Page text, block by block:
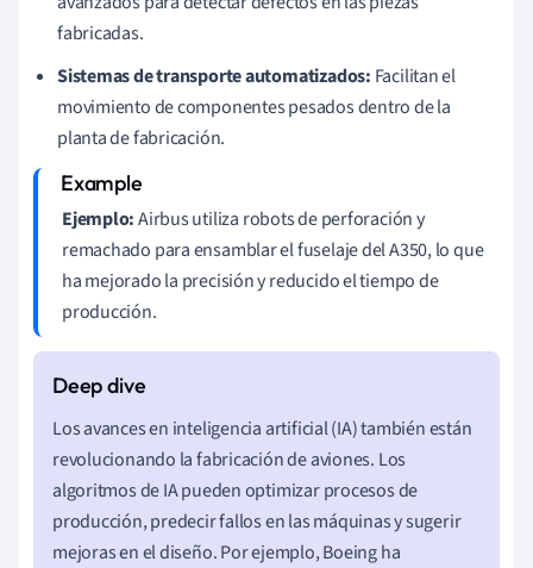
fabricadas.
Sistemas de transporte automatizados: Facilitan el
movimiento de componentes pesados dentro de la
planta de fabricación.
Ejemplo:Airbus utiliza robots de perforación y
remachado para ensamblar el fuselaje del A350, lo que
ha mejorado la precisión y reducido el tiempo de
producción.
Los avances en inteligencia artificial (IA) también están
revolucionando la fabricación de aviones. Los
algoritmos de IA pueden optimizar procesos de
producción, predecir fallos en las máquinas y sugerir
mejoras en el diseño. Por ejemplo, Boeing ha